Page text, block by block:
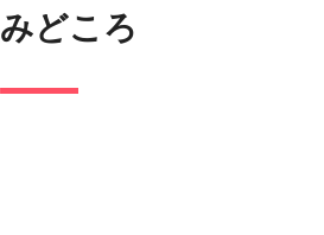
みどころ